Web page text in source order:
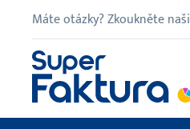
Máte otázky? Zkoukněte naši